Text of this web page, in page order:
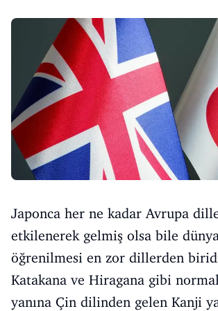
Japonca her ne kadar Avrupa
etkilenerek gelmiş olsa bile
öğrenilmesi en zor dillerden
Katakana ve Hiragana gibi
yanına Çin dilinden gelen Kanji